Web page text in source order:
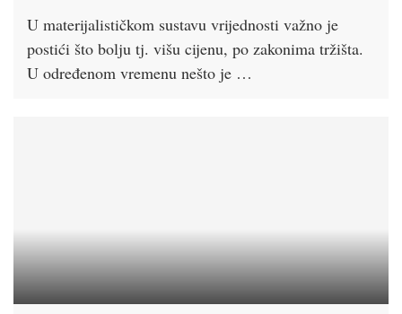
U materijalističkom sustavu vrijednosti važno je
postići što bolju tj. višu cijenu, po zakonima tržišta.
U određenom vremenu nešto je …